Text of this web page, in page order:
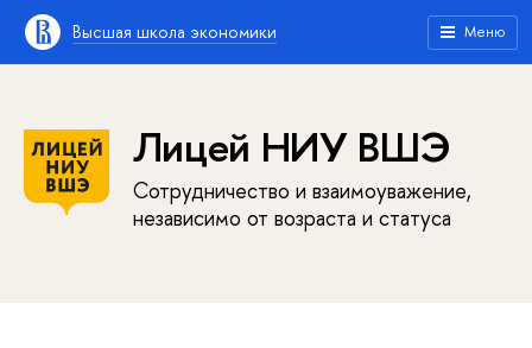
Высшая школа экономики Меню
Лицей НИУ ВШЭ
Сотрудничество и взаимоуважение,
независимо от возраста и статуса